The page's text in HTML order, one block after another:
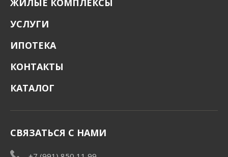
ЖИЛЫЕ КОМПЛЕКСЫ
УСЛУГИ
ИПОТЕКА
КОНТАКТЫ
КАТАЛОГ
СВЯЗАТЬСЯ С НАМИ